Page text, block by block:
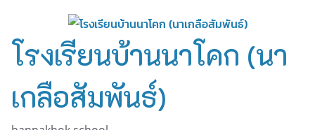
content
โรงเรียนบ้านนาโคก (นา
เกลือสัมพันธ์)